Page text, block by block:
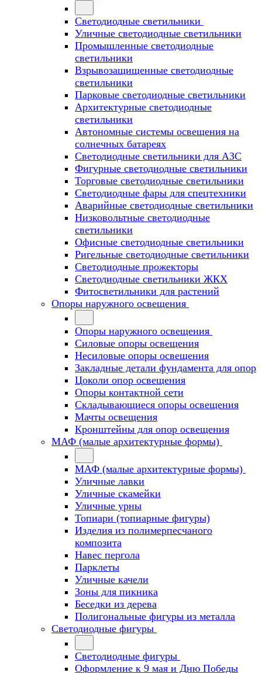
Светодиодные светильники
Уличные светодиодные светильники
Промышленные светодиодные
светильники
Взрывозащищенные светодиодные
светильники
Парковые светодиодные светильники
Архитектурные светодиодные
светильники
Автономные системы освещения на
солнечных батареях
Светодиодные светильники для АЗС
Фигурные светодиодные светильники
Торговые светодиодные светильники
Cветодиодные фары для спецтехники
Аварийные светодиодные светильники
Низковольтные светодиодные
светильники
Офисные светодиодные светильники
Ригельные светодиодные светильники
Светодиодные прожекторы
Светодиодные светильники ЖКХ
Фитосветильники для растений
Опоры наружного освещения
Опоры наружного освещения
Силовые опоры освещения
Несиловые опоры освещения
Закладные детали фундамента для опор
Цоколи опор освещения
Опоры контактной сети
Cкладывающиеся опоры освещения
Мачты освещения
Кронштейны для опор освещения
МАФ (малые архитектурные формы)
МАФ (малые архитектурные формы)
Уличные лавки
Уличные скамейки
Уличные урны
Топиари (топиарные фигуры)
Изделия из полимерпесчаного
композита
Навес пергола
Парклеты
Уличные качели
Зоны для пикника
Беседки из дерева
Полигональные фигуры из металла
Светодиодные фигуры
Светодиодные фигуры
Оформление к 9 мая и Дню Победы